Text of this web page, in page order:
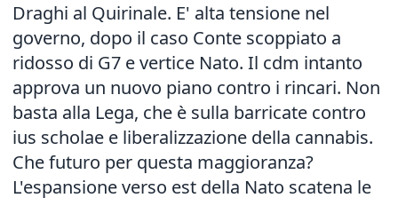
Draghi al Quirinale. E' alta tensione nel
governo, dopo il caso Conte scoppiato a
ridosso di G7 e vertice Nato. Il cdm intanto
approva un nuovo piano contro i rincari. Non
basta alla Lega, che è sulla barricate contro
ius scholae e liberalizzazione della cannabis.
Che futuro per questa maggioranza?
L'espansione verso est della Nato scatena le